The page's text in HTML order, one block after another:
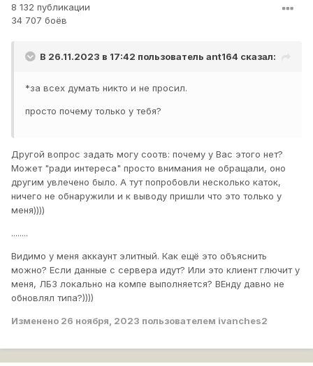
8 132 публикации
34 707 боёв
В 26.11.2023 в 17:42 пользователь ant164 сказал:
*за всех думать никто и не просил.
просто почему только у тебя?
Другой вопрос задать могу соотв: почему у Вас этого нет?
Может "ради интереса" просто внимания не обращали, оно
другим увлечено было. А тут попробовли несколько каток,
ничего не обнаружили и к выводу пришли что это только у
меня))))
........
Видимо у меня аккаунт элитный. Как ещё это объяснить
можно? Если данные с сервера идут? Или это клиент глючит у
меня, ЛБЗ локально на компе выполняется? ВЕнду давно не
обновлял типа?))))
Изменено 26 ноября, 2023 пользователем ivanches2